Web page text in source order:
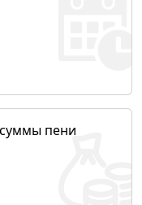
пени